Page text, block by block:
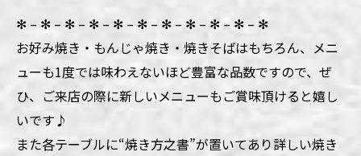
✻ – ✻ – ✻ – ✻ – ✻ – ✻ – ✻ – ✻ – ✻ – ✻ – ✻
お好み焼き・もんじゃ焼き・焼きそばはもちろん、メニ
ューも1度では味わえないほど豊富な品数ですので、ぜ
ひ、ご来店の際に新しいメニューもご賞味頂けると嬉し
いです♪
また各テーブルに“焼き方之書”が置いてあり詳しい焼き